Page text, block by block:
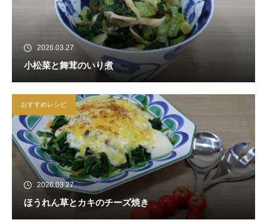
2026.03.27
小松菜と舞茸のいり煮
おすすめレシピ
2026.03.27
ほうれん草とカキのチーズ焼き